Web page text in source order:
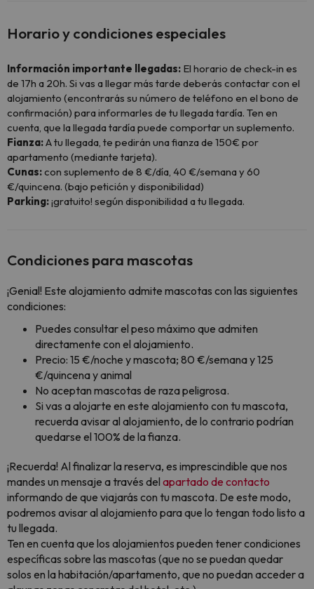
Horario y condiciones especiales
Información importante llegadas: El horario de check-in es
de 17h a 20h. Si vas a llegar más tarde deberás contactar con el
alojamiento (encontrarás su número de teléfono en el bono de
confirmación) para informarles de tu llegada tardía. Ten en
cuenta, que la llegada tardía puede comportar un suplemento.
Fianza:A tu llegada, te pedirán una fianza de 150€ por
apartamento (mediante tarjeta).
Cunas:con suplemento de 8 €/día, 40 €/semana y 60
€/quincena. (bajo petición y disponibilidad)
Parking:¡gratuito! según disponibilidad a tu llegada.
Condiciones para mascotas
¡Genial! Este alojamiento admite mascotas con las siguientes
condiciones:
Puedes consultar el peso máximo que admiten
directamente con el alojamiento.
Precio: 15 €/noche y mascota; 80 €/semana y 125
€/quincena y animal
No aceptan mascotas de raza peligrosa.
Si vas a alojarte en este alojamiento con tu mascota,
recuerda avisar al alojamiento, de lo contrario podrían
quedarse el 100% de la fianza.
¡Recuerda! Al finalizar la reserva, es imprescindible que nos
mandes un mensaje a través del apartado de contacto
informando de que viajarás con tu mascota. De este modo,
podremos avisar al alojamiento para que lo tengan todo listo a
tu llegada.
Ten en cuenta que los alojamientos pueden tener condiciones
específicas sobre las mascotas (que no se puedan quedar
solos en la habitación/apartamento, que no puedan acceder a